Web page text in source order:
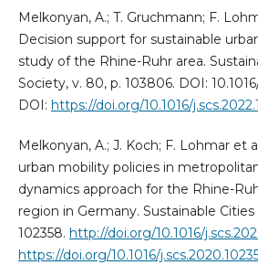
Melkonyan, A.; T. Gruchmann; F.
Decision support for sustainable
study of the Rhine-Ruhr area.
Society, v. 80, p. 103806. DOI:
DOI: https://doi.org/10.1016/
Melkonyan, A.; J. Koch; F. Lohmar et
urban mobility policies in
dynamics approach for the Rhine-
region in Germany. Sustainable Cities
102358. http://doi.org/10.1016/
https://doi.org/10.1016/